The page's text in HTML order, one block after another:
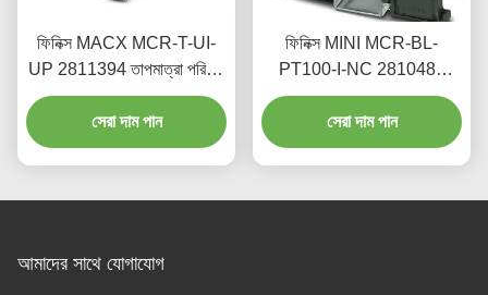
ফিনিক্স MACX MCR-T-UI-
UP 2811394 তাপমাত্রা পরিমাপ
মডিউল উচ্চ নির্ভুলতা আছে
সেরা দাম পান
ফিনিক্স MINI MCR-BL-
PT100-I-NC 2810489
PT100 তাপমাত্রা সেন্সর ট্রান্সমিটার
সেরা দাম পান
আমাদের সাথে যোগাযোগ